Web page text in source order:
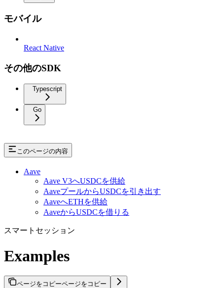
モバイル
React Native
その他のSDK
Typescript
Go
このページの内容
Aave
Aave V3へUSDCを供給
AaveプールからUSDCを引き出す
AaveへETHを供給
AaveからUSDCを借りる
スマートセッション
Examples
ページをコピーページをコピー